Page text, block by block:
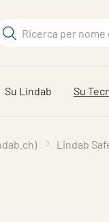
Cerca
Su Lindab Su
Lindab